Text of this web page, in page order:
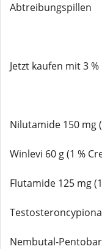
Abtreibungspillen
Jetzt kaufen mit 3
Nilutamide 150 mg
Winlevi 60 g (1 %
Flutamide 125 mg
Nembutal-